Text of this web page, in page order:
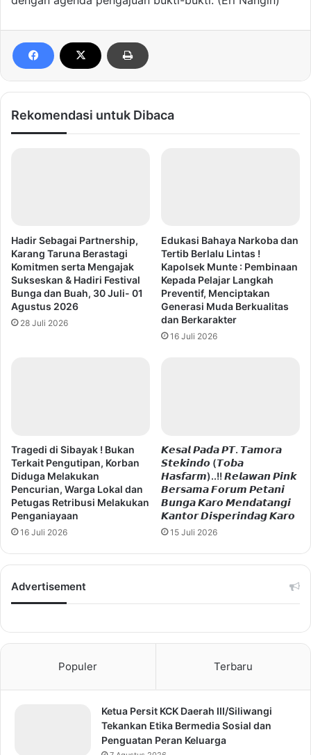
Rekomendasi untuk Dibaca
Hadir Sebagai Partnership,
Karang Taruna Berastagi
Komitmen serta Mengajak
Sukseskan & Hadiri Festival
Bunga dan Buah, 30 Juli- 01
Agustus 2026
28 Juli 2026
Edukasi Bahaya Narkoba dan
Tertib Berlalu Lintas !
Kapolsek Munte : Pembinaan
Kepada Pelajar Langkah
Preventif, Menciptakan
Generasi Muda Berkualitas
dan Berkarakter
16 Juli 2026
Tragedi di Sibayak ! Bukan
Terkait Pengutipan, Korban
Diduga Melakukan
Pencurian, Warga Lokal dan
Petugas Retribusi Melakukan
Penganiayaan
16 Juli 2026
𝙆𝙚𝙨𝙖𝙡 𝙋𝙖𝙙𝙖 𝙋𝙏. 𝙏𝙖𝙢𝙤𝙧𝙖
𝙎𝙩𝙚𝙠𝙞𝙣𝙙𝙤 (𝙏𝙤𝙗𝙖
𝙃𝙖𝙨𝙛𝙖𝙧𝙢)..!! 𝙍𝙚𝙡𝙖𝙬𝙖𝙣 𝙋𝙞𝙣𝙠
𝘽𝙚𝙧𝙨𝙖𝙢𝙖 𝙁𝙤𝙧𝙪𝙢 𝙋𝙚𝙩𝙖𝙣𝙞
𝘽𝙪𝙣𝙜𝙖 𝙆𝙖𝙧𝙤 𝙈𝙚𝙣𝙙𝙖𝙩𝙖𝙣𝙜𝙞
𝙆𝙖𝙣𝙩𝙤𝙧 𝘿𝙞𝙨𝙥𝙚𝙧𝙞𝙣𝙙𝙖𝙜 𝙆𝙖𝙧𝙤
15 Juli 2026
Advertisement
Populer Terbaru
Ketua Persit KCK Daerah III/Siliwangi
Tekankan Etika Bermedia Sosial dan
Penguatan Peran Keluarga